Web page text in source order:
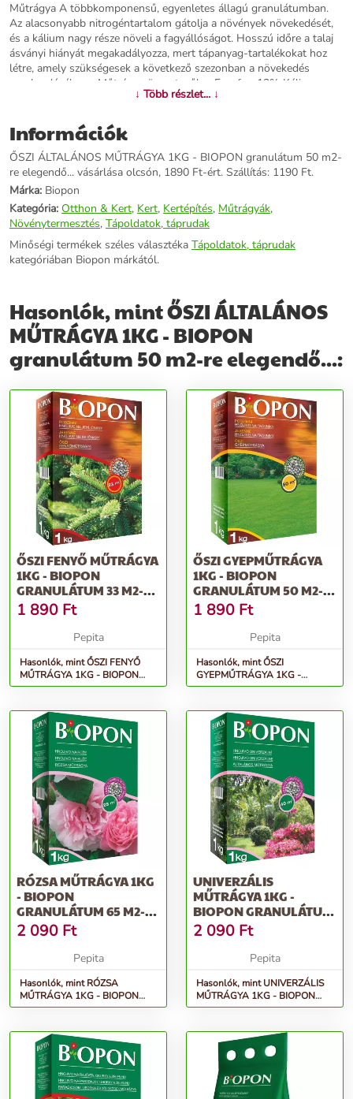
Műtrágya A többkomponensű, egyenletes állagú granulátumban.
Az alacsonyabb nitrogéntartalom gátolja a növények növekedését,
és a kálium nagy része növeli a fagyállóságot. Hosszú időre a talaj
ásványi hiányát megakadályozza, mert tápanyag-tartalékokat hoz
létre, amely szükségesek a következő szezonban a növekedés
megkezdéséhez. Műtrágya összetevők Foszfor: 12% Kálium:
23% Kálcium: 6% Magnézium: 4% KÉN: 10% Gyártó: EU. Biopon
alkalmazható Január Február Március Április Május Június Július
Augusztus Szeptember Október November December
További információk>>
↓ Több részlet... ↓
Információk
ŐSZI ÁLTALÁNOS MŰTRÁGYA 1KG - BIOPON granulátum 50 m2-
re elegendő... vásárlása olcsón, 1890 Ft-ért. Szállítás: 1190 Ft.
Márka: Biopon
Kategória: Otthon & Kert, Kert, Kertépítés, Műtrágyák,
Növénytermesztés, Tápoldatok, táprudak
Minőségi termékek széles választéka Tápoldatok, táprudak
kategóriában Biopon márkától.
Hasonlók, mint ŐSZI ÁLTALÁNOS
MŰTRÁGYA 1KG - BIOPON
granulátum 50 m2-re elegendő...:
ŐSZI FENYŐ MŰTRÁGYA
1KG - BIOPON
GRANULÁTUM 33 M2-RE
ELEGENDŐ TÖB...
1 890 Ft
Pepita
Hasonlók, mint ŐSZI FENYŐ
MŰTRÁGYA 1KG - BIOPON
granulátum 33 m2-re elegendő
ŐSZI GYEPMŰTRÁGYA
1KG - BIOPON
GRANULÁTUM 50 M2-
RE ELEGENDŐ TÖBBK...
1 890 Ft
Pepita
Hasonlók, mint ŐSZI
GYEPMŰTRÁGYA 1KG -
BIOPON granulátum 50 m2-re
RÓZSA MŰTRÁGYA 1KG
- BIOPON
GRANULÁTUM 65 M2-
RE ELEGENDŐ
TÖBBKOMP...
2 090 Ft
Pepita
Hasonlók, mint RÓZSA
MŰTRÁGYA 1KG - BIOPON
granulátum 65 m2-re elegendő
UNIVERZÁLIS
MŰTRÁGYA 1KG -
BIOPON GRANULÁTUM
40 M2-RE ELEGENDŐ
TÖ...
2 090 Ft
Pepita
Hasonlók, mint UNIVERZÁLIS
MŰTRÁGYA 1KG - BIOPON
granulátum 40 m2-re elegendő